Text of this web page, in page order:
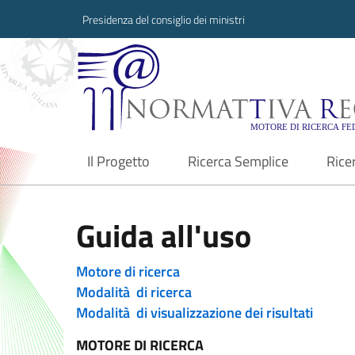
Presidenza del consiglio dei ministri
Normattiva
Il Progetto
current Ricerca Semplice
Guida all'uso
Motore di ricerca
Modalità di ricerca
Modalità di visualizzazione dei risultati
MOTORE DI RICERCA